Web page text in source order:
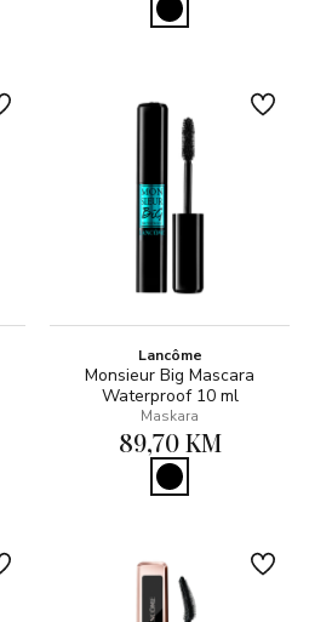
Lancôme
Monsieur Big Mascara
Waterproof 10 ml
Maskara
89,70 KM